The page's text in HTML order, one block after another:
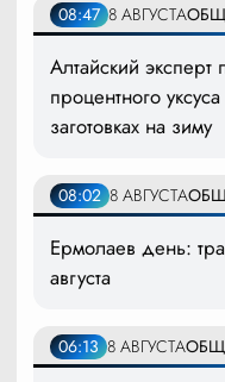
08:47 8 АВГУСТА
Алтайский эксперт
процентного
заготовках на зиму
08:02 8 АВГУСТА
Ермолаев день:
августа
06:13 8 АВГУСТА